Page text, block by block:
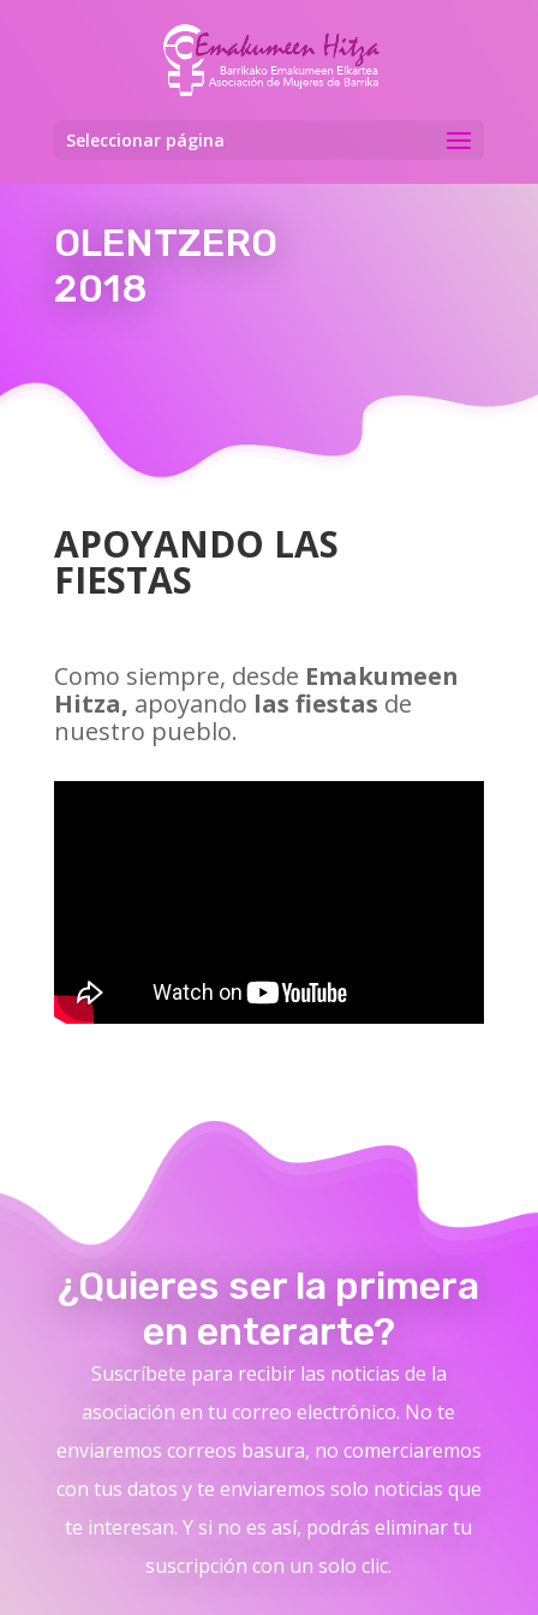
Seleccionar página
OLENTZERO
2018
APOYANDO LAS
FIESTAS
Como siempre, desde Emakumeen
Hitza, apoyando las fiestas de
nuestro pueblo.
¿Quieres ser la primera
en enterarte?
Suscríbete para recibir las noticias de la
asociación en tu correo electrónico. No te
enviaremos correos basura, no comerciaremos
con tus datos y te enviaremos solo noticias que
te interesan. Y si no es así, podrás eliminar tu
suscripción con un solo clic.